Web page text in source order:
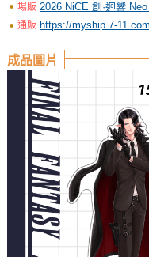
場販 2026 NiCE 創·迴響
通販 https://myship.7-
成品圖片